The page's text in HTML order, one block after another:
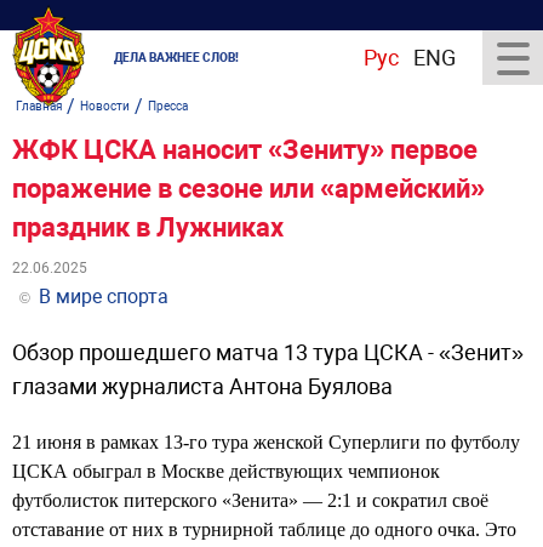
ДЕЛА ВАЖНЕЕ СЛОВ! Рус ENG
Главная/ Новости / Пресса
ЖФК ЦСКА наносит «Зениту» первое
поражение в сезоне или «армейский»
праздник в Лужниках
22.06.2025
© В мире спорта
Обзор прошедшего матча 13 тура ЦСКА - «Зенит»
глазами журналиста Антона Буялова
21 июня в рамках 13-го тура женской Суперлиги по футболу
ЦСКА обыграл в Москве действующих чемпионок
футболисток питерского «Зенита» — 2:1 и сократил своё
отставание от них в турнирной таблице до одного очка. Это